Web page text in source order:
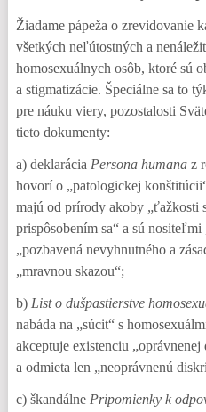
Žiadame pápeža o zrevidovanie
všetkých neľútostných a
homosexuálnych osôb, ktoré sú
a stigmatizácie. Špeciálne sa to
pre náuku viery, pozostalosti
tieto dokumenty:
a) deklarácia Persona humanaz
hovorí o „patologickej
majú od prírody akoby „ťažkosti
prispôsobením sa“ a sú nositeľmi
„pozbavená nevyhnutného a
„mravnou skazou“;
b) List o dušpastierstve
nabáda na „súcit“ s
akceptuje existenciu
a odmieta len „neoprávnenú
c) škandálne Pripomienky k